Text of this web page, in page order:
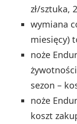
zł/sztuka,
wymiana
miesięcy)
noże
sezon –
noże
koszt